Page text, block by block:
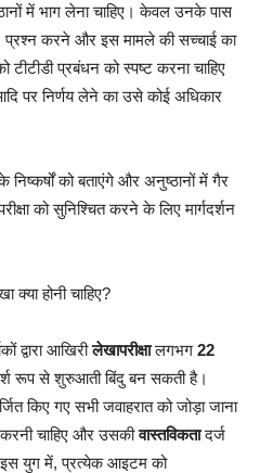
में भाग लेना चाहिए। केवल उनके पास
प्रश्न करने और इस मामले की सच्चाई का
टीटीडी प्रबंधन को स्पष्ट करना चाहिए
पर निर्णय लेने का उसे कोई अधिकार
को बताएंगे और अनुष्ठानों में गैर
को सुनिश्चित करने के लिए मार्गदर्शन
होनी चाहिए?
द्वारा आखिरीलेखापरीक्षालगभग 22
रूप से शुरुआती बिंदु बन सकती है।
किए गए सभी जवाहरात को जोड़ा जाना
चाहिए और उसकीवास्तविकतादर्ज
इस युग में, प्रत्येक आइटम को